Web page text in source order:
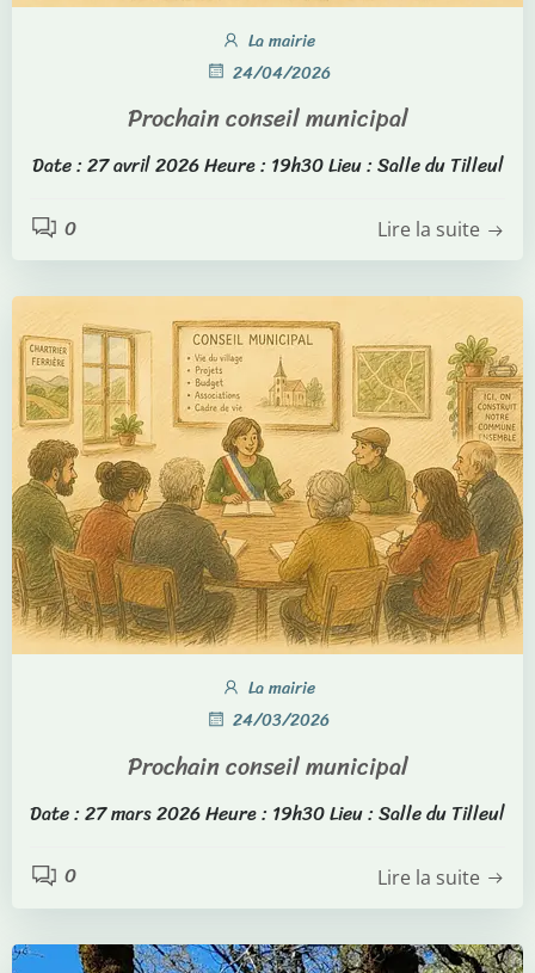
La mairie
24/04/2026
Prochain conseil municipal
Date : 27 avril 2026 Heure : 19h30 Lieu : Salle du Tilleul
0
Lire la suite
La mairie
24/03/2026
Prochain conseil municipal
Date : 27 mars 2026 Heure : 19h30 Lieu : Salle du Tilleul
0
Lire la suite